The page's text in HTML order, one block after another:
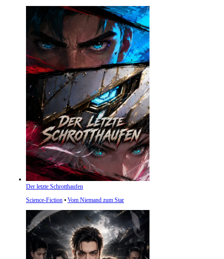
Der letzte Schrotthaufen
Science-Fiction ⦁ Vom Niemand zum Star